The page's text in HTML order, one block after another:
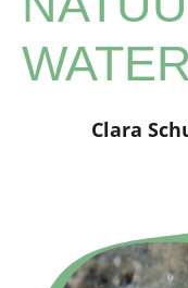
Clara